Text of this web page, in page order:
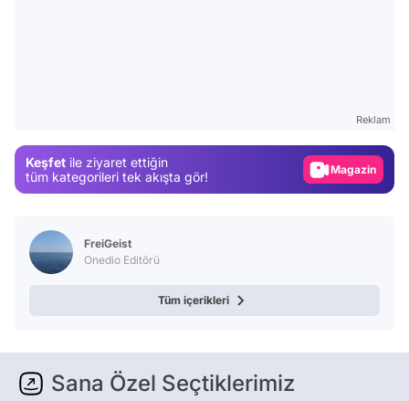
Reklam
Keşfet ile ziyaret ettiğin
tüm kategorileri tek akışta gör!
Magazin
FreiGeist
Onedio Editörü
Tüm içerikleri
Sana Özel Seçtiklerimiz